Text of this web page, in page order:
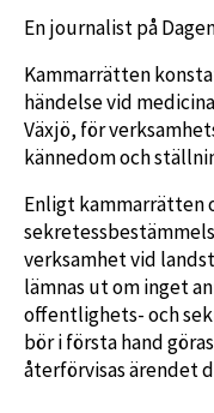
En journalist på
Kammarrätten
händelse vid
Växjö, för
kännedom och
Enligt kammarrätten
verksamhet vid
lämnas ut om inget
offentlighets- och
bör i första hand
återförvisas ärendet